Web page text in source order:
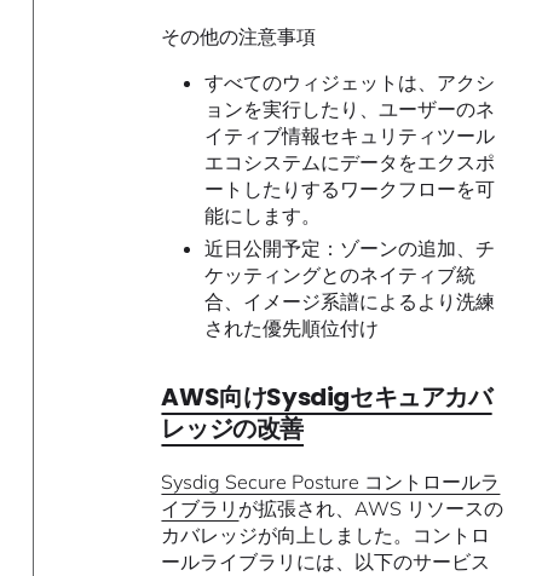
その他の注意事項
すべてのウィジェットは、アクシ
ョンを実行したり、ユーザーのネ
イティブ情報セキュリティツール
エコシステムにデータをエクスポ
ートしたりするワークフローを可
能にします。
近日公開予定：ゾーンの追加、チ
ケッティングとのネイティブ統
合、イメージ系譜によるより洗練
された優先順位付け
AWS向けSysdigセキュアカバ
レッジの改善
Sysdig Secure Posture コントロールラ
イブラリ が拡張され、AWS リソースの
カバレッジが向上しました。コントロ
ールライブラリには、以下のサービス